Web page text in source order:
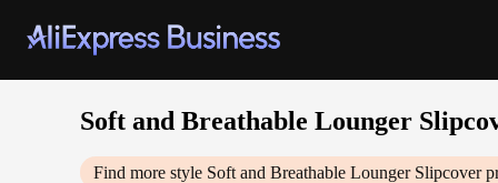
Soft and Breathable Lounger
Find more style Soft and Breathable Lounger Slipcover